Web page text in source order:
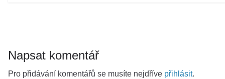
Napsat komentář
Pro přidávání komentářů se musíte nejdříve přihlásit.